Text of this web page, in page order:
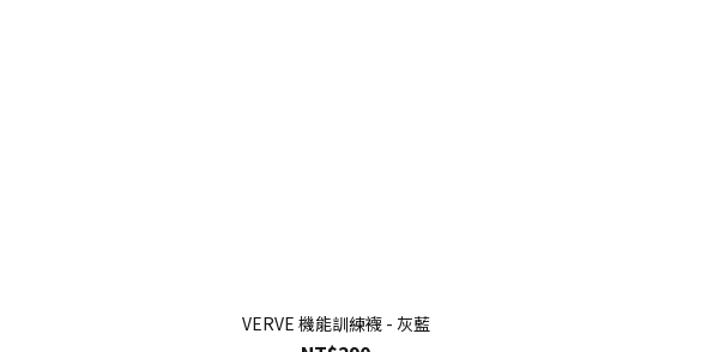
VERVE 機能訓練襪 - 灰藍